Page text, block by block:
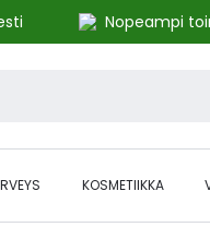
Nopeampi
KOSMETIIKKA